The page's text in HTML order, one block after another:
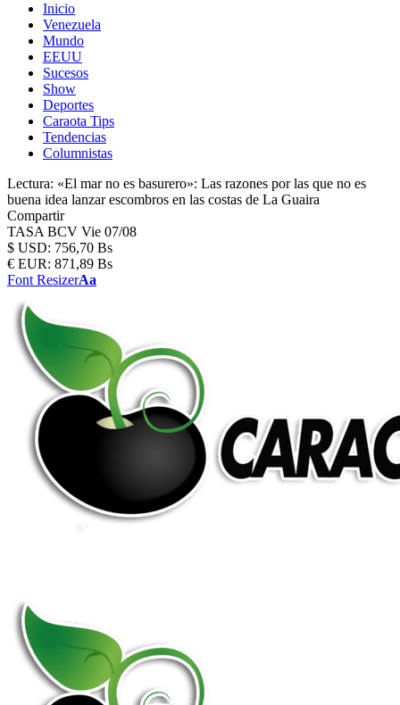
Inicio
Venezuela
Mundo
EEUU
Sucesos
Show
Deportes
Caraota Tips
Tendencias
Columnistas
Lectura: «El mar no es basurero»: Las razones por las que no es
buena idea lanzar escombros en las costas de La Guaira
Compartir
TASA BCV Vie 07/08
$ USD: 756,70 Bs
€ EUR: 871,89 Bs
Font ResizerAa